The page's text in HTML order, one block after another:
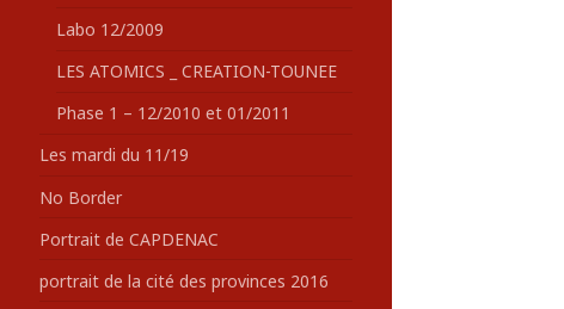
Labo 12/2009
LES ATOMICS _ CREATION-TOUNEE
Phase 1 – 12/2010 et 01/2011
Les mardi du 11/19
No Border
Portrait de CAPDENAC
portrait de la cité des provinces 2016